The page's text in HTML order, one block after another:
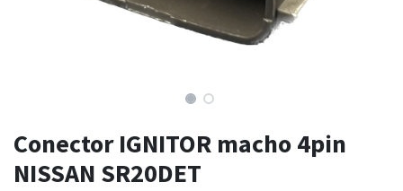
Conector IGNITOR macho 4pin
NISSAN SR20DET